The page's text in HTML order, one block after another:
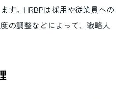
す。HRBPは採用や従業員への
の調整などによって、戦略人